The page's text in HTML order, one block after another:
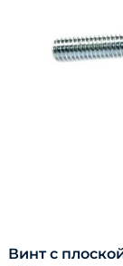
Винт с